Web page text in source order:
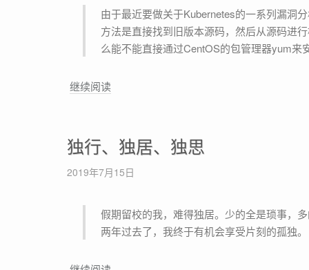
输
出
C
、
、
磁
用
百
装
旧
版
D
r
出
现
由于最近要做关于Kubernetes的一系列漏洞分析，需要安装大量旧版本的Kubernetes，通常安装旧版本软件的
方法是直接找到旧版本源码，然后从源码进
么能不能直接通过CentOS的包管理器yum来
继续阅读使
安
旧
版
本
独行、独居、独思
2019年7月15日
假期留校的我，难得独居。少的全是琐事，多
两年过去了，我终于有机会享受片刻的孤独。